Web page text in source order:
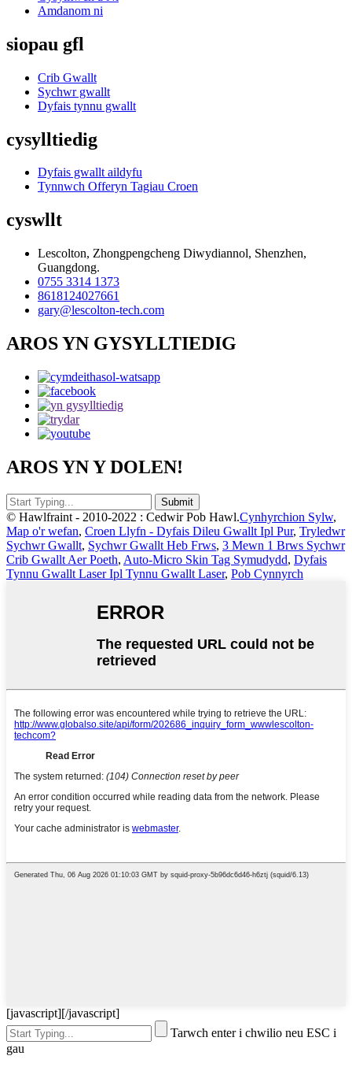
Amdanom ni
siopau gfl
Crib Gwallt
Sychwr gwallt
Dyfais tynnu gwallt
cysylltiedig
Dyfais gwallt aildyfu
Tynnwch Offeryn Tagiau Croen
cyswllt
Lescolton, Zhongpengcheng Diwydiannol, Shenzhen,
Guangdong.
0755 3314 1373
8618124027661
gary@lescolton-tech.com
AROS YN GYSYLLTIEDIG
AROS YN Y DOLEN!
© Hawlfraint - 2010-2022 : Cedwir Pob Hawl.Cynhyrchion Sylw,
Map o'r wefan, Croen Llyfn - Dyfais Dileu Gwallt Ipl Pur, Tryledwr
Sychwr Gwallt, Sychwr Gwallt Heb Frws, 3 Mewn 1 Brws Sychwr
Crib Gwallt Aer Poeth, Auto-Micro Skin Tag Symudydd, Dyfais
Tynnu Gwallt Laser Ipl Tynnu Gwallt Laser, Pob Cynnyrch
[javascript][/javascript]
Tarwch enter i chwilio neu ESC i
gau